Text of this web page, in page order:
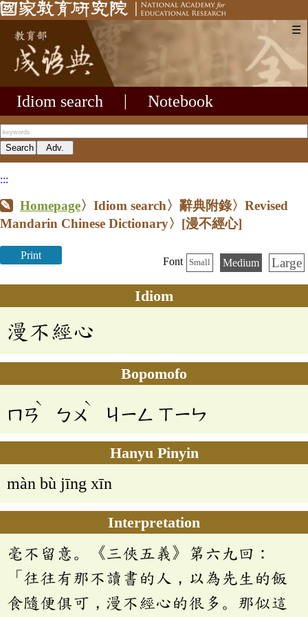
☰
Idiom search Notebook
:::
Homepage〉Idiom search〉辭典附錄〉Revised
Mandarin Chinese Dictionary〉 [漫不經心]
Print
Font Small Medium Large
Idiom
漫不經心
Bopomofo
ㄇㄢ
ˋ
ㄅㄨ
ˋ
ㄐㄧㄥ ㄒㄧㄣ
Hanyu Pinyin
màn bù jīng xīn
Interpretation
毫不留意。《三俠五義》第六九回：
「往往有那不讀書的人，以為先生的飯
食隨便俱可，漫不經心的很多。那似這